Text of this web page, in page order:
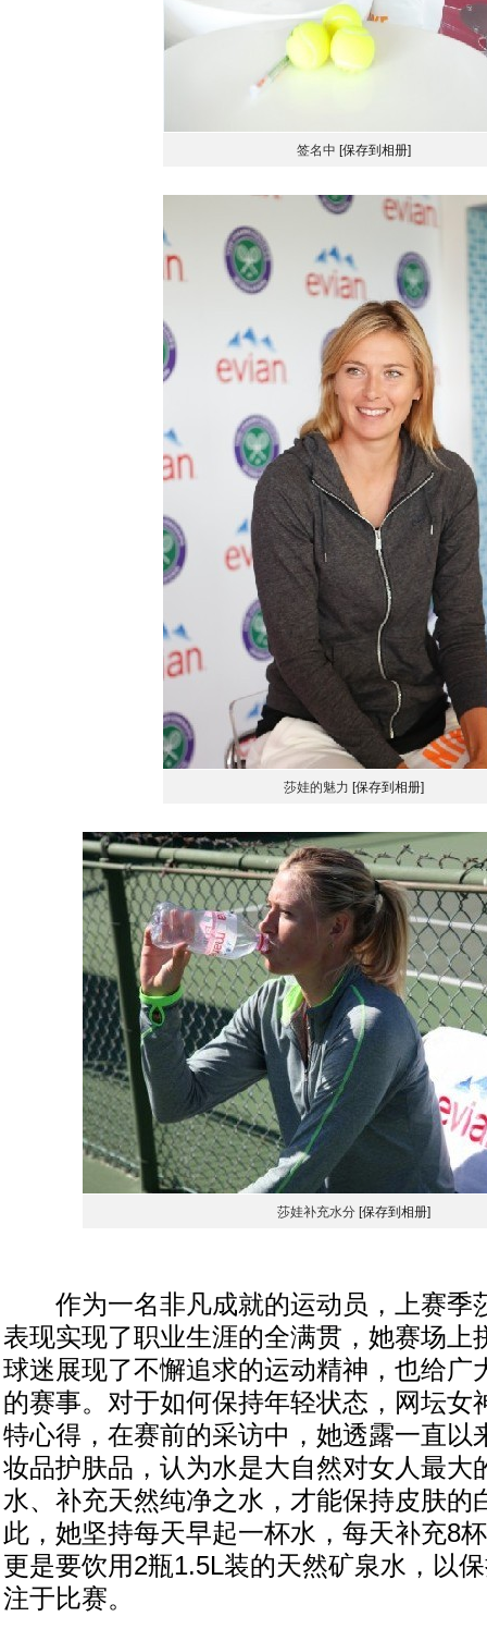
签名中 [保存到相册]
莎娃的魅力 [保存到相册]
莎娃补充水分 [保存到相册]
作为一名非凡成就的运动员，上赛季
表现实现了职业生涯的全满贯，她赛场上
球迷展现了不懈追求的运动精神，也给广
的赛事。对于如何保持年轻状态，网坛女
特心得，在赛前的采访中，她透露一直以
妆品护肤品，认为水是大自然对女人最大
水、补充天然纯净之水，才能保持皮肤的
此，她坚持每天早起一杯水，每天补充8
更是要饮用2瓶1.5L装的天然矿泉水，以
注于比赛。